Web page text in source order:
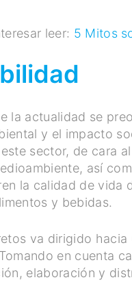
leer: 5 Mitos
la actualidad se
y el impacto
sector, de cara
así
la calidad de
y bebidas.
va dirigido
en cuenta
elaboración y